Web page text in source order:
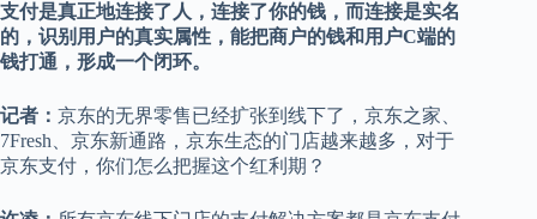
支付是真正地连接了人，连接了你的钱，而连接是实名
的，识别用户的真实属性，能把商户的钱和用户C端的
钱打通，形成一个闭环。
记者： 京东的无界零售已经扩张到线下了，京东之家、
7Fresh、京东新通路，京东生态的门店越来越多，对于
京东支付，你们怎么把握这个红利期？